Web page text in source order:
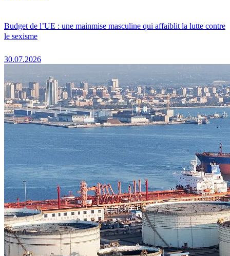
Budget de l’UE : une mainmise masculine qui affaiblit la lutte contre
le sexisme
30.07.2026